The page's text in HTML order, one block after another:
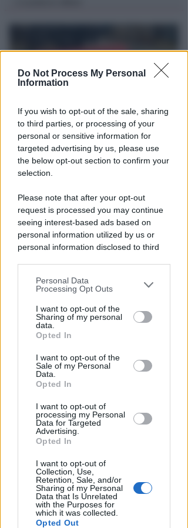
Do Not Process My Personal
Information
If you wish to opt-out of the sale, sharing
to third parties, or processing of your
personal or sensitive information for
targeted advertising by us, please use
the below opt-out section to confirm your
selection.
Please note that after your opt-out
request is processed you may continue
seeing interest-based ads based on
personal information utilized by us or
personal information disclosed to third
You may separately opt-out of the further
disclosure of your personal information
by third parties on the IAB’s list of
downstream participants.
by us to third parties on the IAB’s List of
Downstream Participants that may
further disclose it to other third parties.
Personal Data
Processing Opt Outs
I want to opt-out of the
Sharing of my personal
data.
Opted In
I want to opt-out of the
Sale of my Personal
Data.
Opted In
I want to opt-out of
processing my Personal
Data for Targeted
Advertising.
Opted In
I want to opt-out of
Collection, Use,
Retention, Sale, and/or
Sharing of my Personal
Data that Is Unrelated
with the Purposes for
which it was collected.
Opted Out
OSSERVATORIO CGIL INCA
Allarme infortuni sul lavoro a
Rimini: +13% nel primo semestre
dell'anno
diRedazione
APPROVATO DAL CDA
di IEG, stime al rialzo per
l'esercizio 2026